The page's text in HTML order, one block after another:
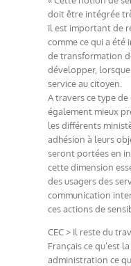
doit être intégrée
il est important de
comme ce qui a été
de transformation
développer,
service au citoyen.
A travers ce type
également mieux
les différents
adhésion à leurs
seront portées en
cette dimension
des usagers des
communication
ces actions de
CEC > Il reste du
Français ce qu’est
administration ce